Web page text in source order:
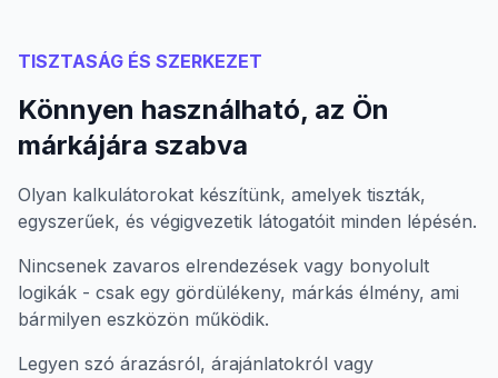
TISZTASÁG ÉS SZERKEZET
Könnyen használható, az Ön
márkájára szabva
Olyan kalkulátorokat készítünk, amelyek tiszták,
egyszerűek, és végigvezetik látogatóit minden lépésén.
Nincsenek zavaros elrendezések vagy bonyolult
logikák - csak egy gördülékeny, márkás élmény, ami
bármilyen eszközön működik.
Legyen szó árazásról, árajánlatokról vagy